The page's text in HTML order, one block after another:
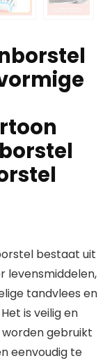
bestaat uit
levensmiddelen,
tandvlees en
is veilig en
gebruikt
eenvoudig te